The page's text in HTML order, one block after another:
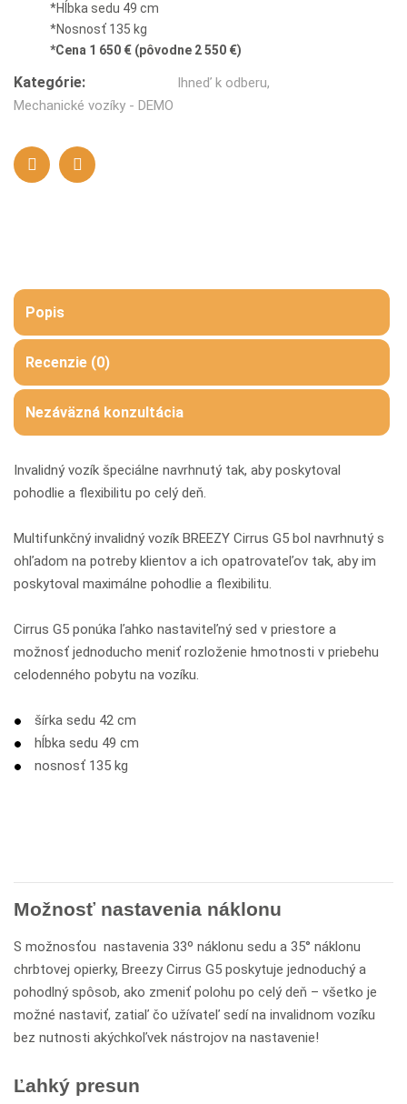
*Hĺbka sedu 49 cm
*Nosnosť 135 kg
*Cena 1 650 € (pôvodne 2 550 €)
Kategórie: Ihneď k odberu,
Mechanické vozíky - DEMO
Popis
Recenzie (0)
Nezáväzná konzultácia
Invalidný vozík špeciálne navrhnutý tak, aby poskytoval
pohodlie a flexibilitu po celý deň.
Multifunkčný invalidný vozík BREEZY Cirrus G5 bol navrhnutý s
ohľadom na potreby klientov a ich opatrovateľov tak, aby im
poskytoval maximálne pohodlie a flexibilitu.
Cirrus G5 ponúka ľahko nastaviteľný sed v priestore a
možnosť jednoducho meniť rozloženie hmotnosti v priebehu
celodenného pobytu na vozíku.
šírka sedu 42 cm
hĺbka sedu 49 cm
nosnosť 135 kg
Možnosť nastavenia náklonu
S možnosťou nastavenia 33º náklonu sedu a 35° náklonu
chrbtovej opierky, Breezy Cirrus G5 poskytuje jednoduchý a
pohodlný spôsob, ako zmeniť polohu po celý deň – všetko je
možné nastaviť, zatiaľ čo užívateľ sedí na invalidnom vozíku
bez nutnosti akýchkoľvek nástrojov na nastavenie!
Ľahký presun